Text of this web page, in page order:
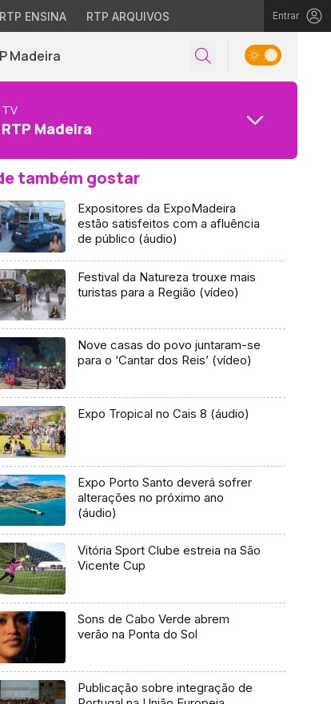
RTP ENSINA RTP ARQUIVOS Entrar
Madeira
TV
RTP Madeira
também gostar
Expositores da ExpoMadeira
estão satisfeitos com a afluência
de público (áudio)
Festival da Natureza trouxe mais
turistas para a Região (vídeo)
Nove casas do povo juntaram-se
para o ‘Cantar dos Reis’ (vídeo)
Expo Tropical no Cais 8 (áudio)
Expo Porto Santo deverá sofrer
alterações no próximo ano
(áudio)
Vitória Sport Clube estreia na São
Vicente Cup
Sons de Cabo Verde abrem
verão na Ponta do Sol
Publicação sobre integração de